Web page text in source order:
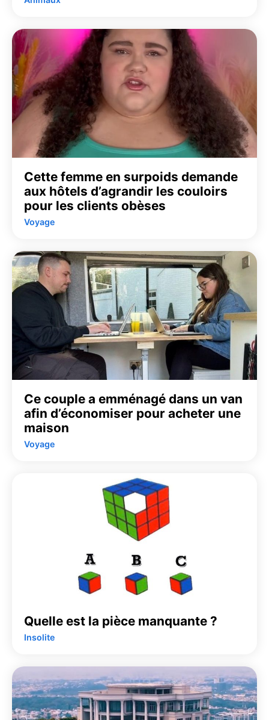
Cette femme en surpoids demande
aux hôtels d’agrandir les couloirs
pour les clients obèses
Voyage
Ce couple a emménagé dans un van
afin d’économiser pour acheter une
maison
Voyage
Quelle est la pièce manquante ?
Insolite